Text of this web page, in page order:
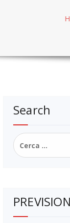
Search
Ricerca
per: